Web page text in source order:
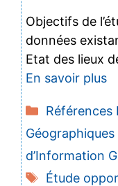
Objectifs de
données
Etat des lieux
En savoir plus
Catégories
Références
Géographiques
d’Information
Étiquettes
Étude